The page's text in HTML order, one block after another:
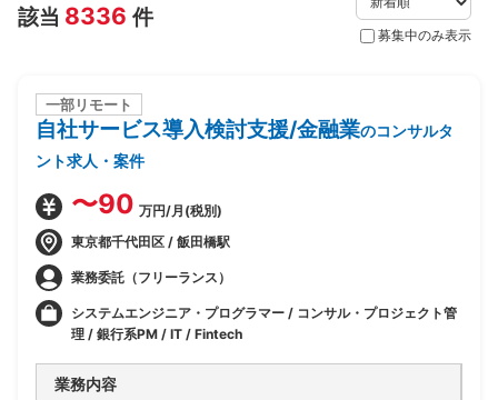
該当 8336 件
募集中のみ表示
一部リモート
自社サービス導入検討支援/金融業のコンサルタ
ント求人・案件
〜90 万円/月(税別)
東京都千代田区 / 飯田橋駅
業務委託（フリーランス）
システムエンジニア・プログラマー / コンサル・プロジェクト管
理 / 銀行系PM / IT / Fintech
業務内容